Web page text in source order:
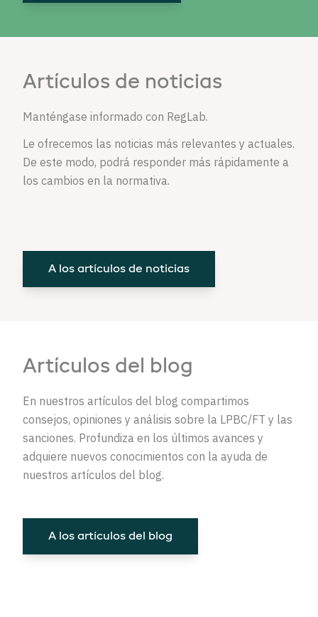
Artículos de noticias
Manténgase informado con RegLab.
Le ofrecemos las noticias más relevantes y actuales.
De este modo, podrá responder más rápidamente a
los cambios en la normativa.
A los artículos de noticias
Artículos del blog
En nuestros artículos del blog compartimos
consejos, opiniones y análisis sobre la LPBC/FT y las
sanciones. Profundiza en los últimos avances y
adquiere nuevos conocimientos con la ayuda de
nuestros artículos del blog.
A los artículos del blog